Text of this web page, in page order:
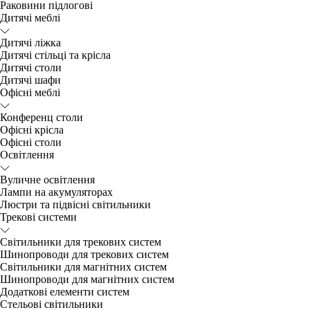
Раковини підлогові
Дитячі меблі
Дитячі ліжка
Дитячі стільці та крісла
Дитячі столи
Дитячі шафи
Офісні меблі
Конференц столи
Офісні крісла
Офісні столи
Освітлення
Вуличне освітлення
Лампи на акумуляторах
Люстри та підвісні світильники
Трекові системи
Світильники для трекових систем
Шинопроводи для трекових систем
Світильники для магнітних систем
Шинопроводи для магнітних систем
Додаткові елементи систем
Cтельові світильники